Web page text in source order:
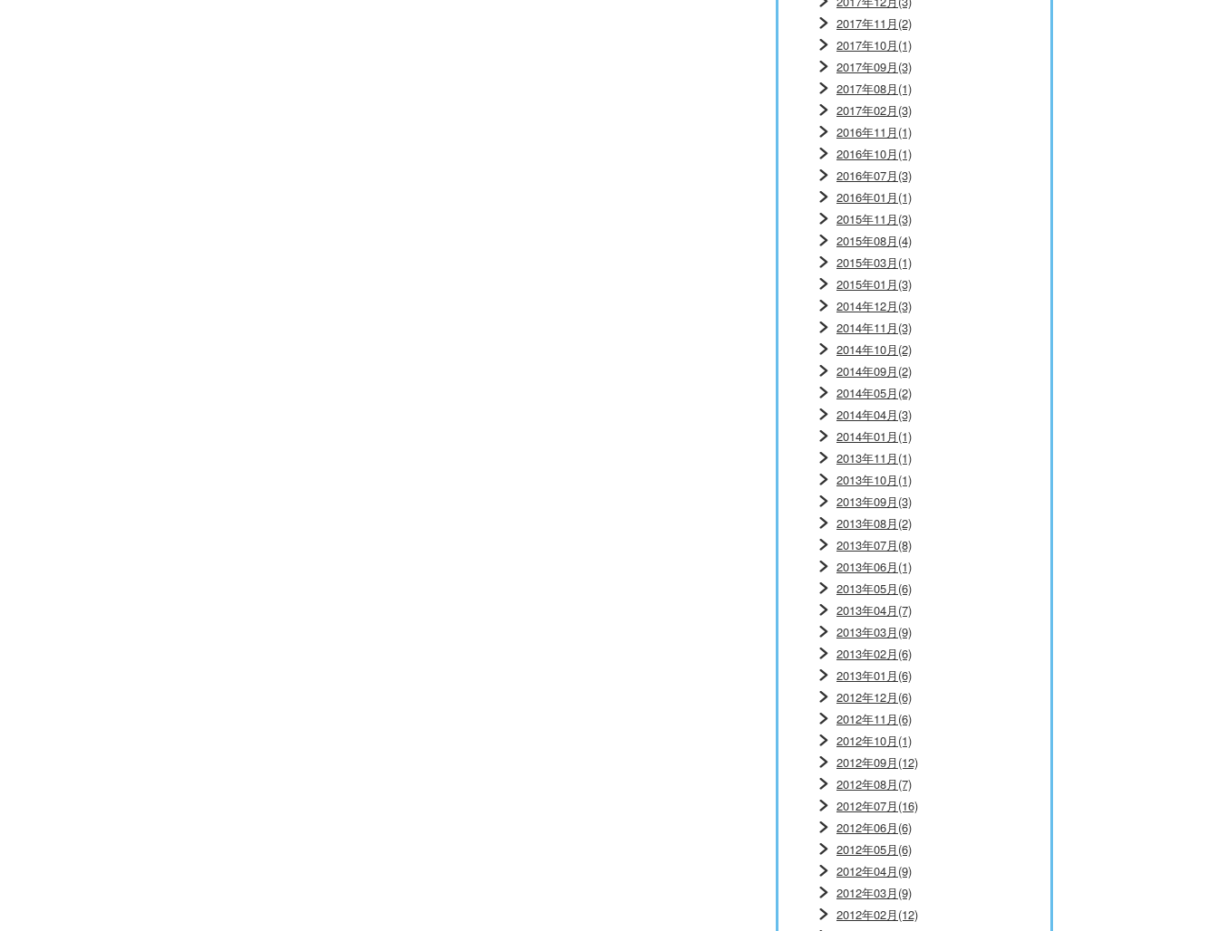
2017年11月(2)
2017年10月(1)
2017年09月(3)
2017年08月(1)
2017年02月(3)
2016年11月(1)
2016年10月(1)
2016年07月(3)
2016年01月(1)
2015年11月(3)
2015年08月(4)
2015年03月(1)
2015年01月(3)
2014年12月(3)
2014年11月(3)
2014年10月(2)
2014年09月(2)
2014年05月(2)
2014年04月(3)
2014年01月(1)
2013年11月(1)
2013年10月(1)
2013年09月(3)
2013年08月(2)
2013年07月(8)
2013年06月(1)
2013年05月(6)
2013年04月(7)
2013年03月(9)
2013年02月(6)
2013年01月(6)
2012年12月(6)
2012年11月(6)
2012年10月(1)
2012年09月(12)
2012年08月(7)
2012年07月(16)
2012年06月(6)
2012年05月(6)
2012年04月(9)
2012年03月(9)
2012年02月(12)